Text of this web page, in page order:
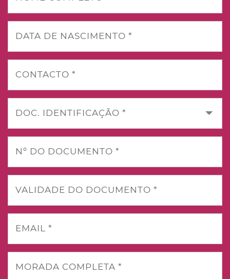
DATA DE NASCIMENTO *
CONTACTO *
DOC. IDENTIFICAÇÃO *
Nº DO DOCUMENTO *
VALIDADE DO DOCUMENTO *
EMAIL *
MORADA COMPLETA *